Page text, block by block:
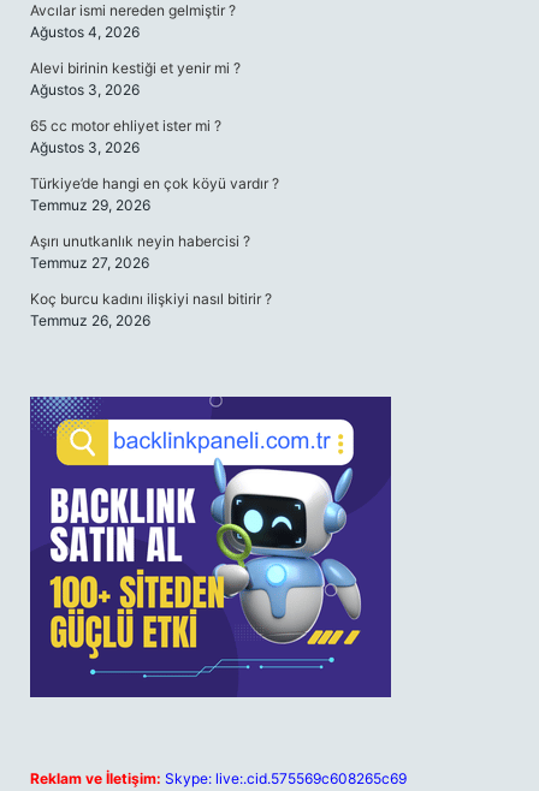
Avcılar ismi nereden gelmiştir ?
Ağustos 4, 2026
Alevi birinin kestiği et yenir mi ?
Ağustos 3, 2026
65 cc motor ehliyet ister mi ?
Ağustos 3, 2026
Türkiye’de hangi en çok köyü vardır ?
Temmuz 29, 2026
Aşırı unutkanlık neyin habercisi ?
Temmuz 27, 2026
Koç burcu kadını ilişkiyi nasıl bitirir ?
Temmuz 26, 2026
Reklam ve İletişim: Skype: live:.cid.575569c608265c69